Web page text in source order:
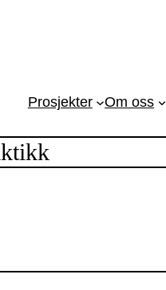
Prosjekter Om oss